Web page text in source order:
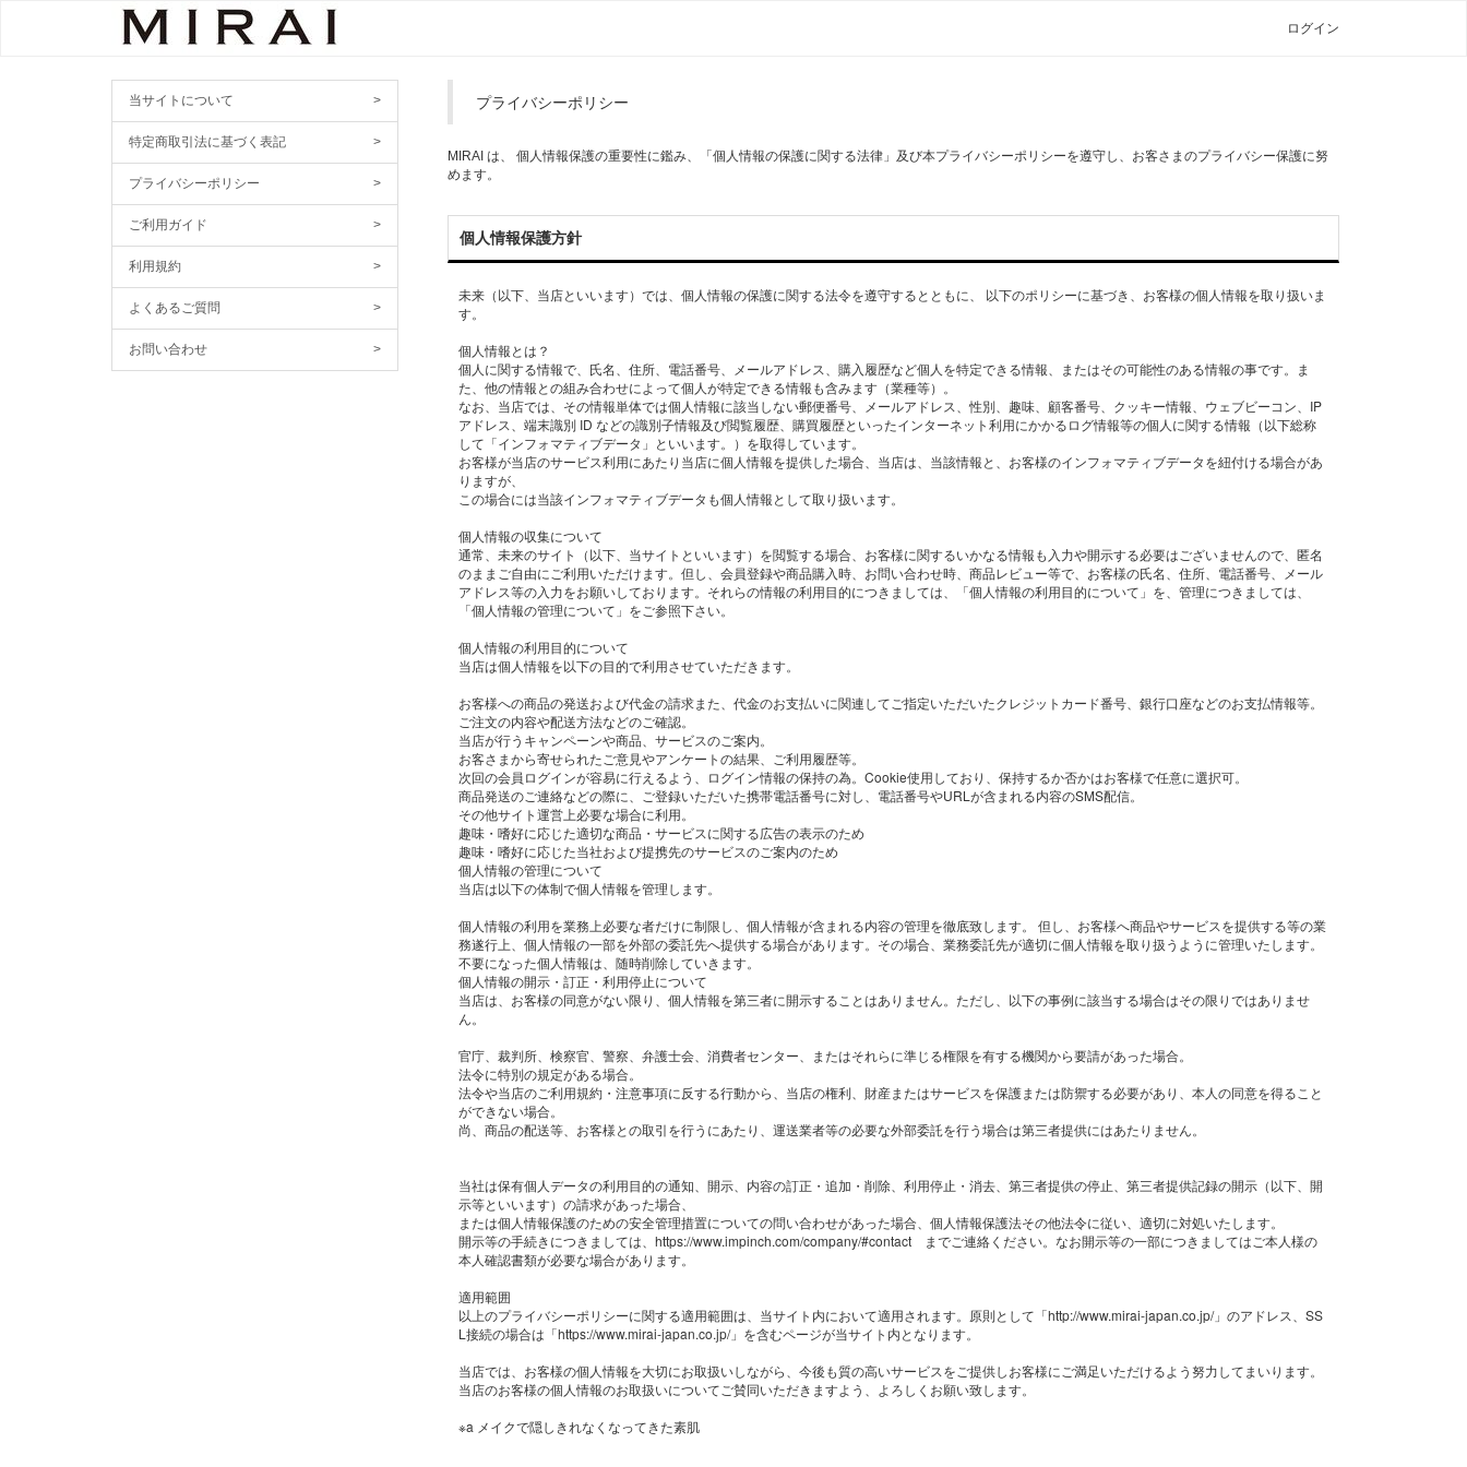
ログイン
当サイトについて >
特定商取引法に基づく表記 >
プライバシーポリシー >
ご利用ガイド >
利用規約 >
よくあるご質問 >
お問い合わせ >
プライバシーポリシー
MIRAI は、 個人情報保護の重要性に鑑み、「個人情報の保護に関する法律」及び本プライバシーポリシーを遵守し、お客さまのプライバシー保護に努
めます。
個人情報保護方針
未来（以下、当店といいます）では、個人情報の保護に関する法令を遵守するとともに、 以下のポリシーに基づき、お客様の個人情報を取り扱いま
す。
個人情報とは？
個人に関する情報で、氏名、住所、電話番号、メールアドレス、購入履歴など個人を特定できる情報、またはその可能性のある情報の事です。ま
た、他の情報との組み合わせによって個人が特定できる情報も含みます（業種等）。
なお、当店では、その情報単体では個人情報に該当しない郵便番号、メールアドレス、性別、趣味、顧客番号、クッキー情報、ウェブビーコン、IP
アドレス、端末識別 ID などの識別子情報及び閲覧履歴、購買履歴といったインターネット利用にかかるログ情報等の個人に関する情報（以下総称
して「インフォマティブデータ」といいます。）を取得しています。
お客様が当店のサービス利用にあたり当店に個人情報を提供した場合、当店は、当該情報と、お客様のインフォマティブデータを紐付ける場合があ
りますが、
この場合には当該インフォマティブデータも個人情報として取り扱います。
個人情報の収集について
通常、未来のサイト（以下、当サイトといいます）を閲覧する場合、お客様に関するいかなる情報も入力や開示する必要はございませんので、匿名
のままご自由にご利用いただけます。但し、会員登録や商品購入時、お問い合わせ時、商品レビュー等で、お客様の氏名、住所、電話番号、メール
アドレス等の入力をお願いしております。それらの情報の利用目的につきましては、「個人情報の利用目的について」を、管理につきましては、
「個人情報の管理について」をご参照下さい。
個人情報の利用目的について
当店は個人情報を以下の目的で利用させていただきます。
お客様への商品の発送および代金の請求また、代金のお支払いに関連してご指定いただいたクレジットカード番号、銀行口座などのお支払情報等。
ご注文の内容や配送方法などのご確認。
当店が行うキャンペーンや商品、サービスのご案内。
お客さまから寄せられたご意見やアンケートの結果、ご利用履歴等。
次回の会員ログインが容易に行えるよう、ログイン情報の保持の為。Cookie使用しており、保持するか否かはお客様で任意に選択可。
商品発送のご連絡などの際に、ご登録いただいた携帯電話番号に対し、電話番号やURLが含まれる内容のSMS配信。
その他サイト運営上必要な場合に利用。
趣味・嗜好に応じた適切な商品・サービスに関する広告の表示のため
趣味・嗜好に応じた当社および提携先のサービスのご案内のため
個人情報の管理について
当店は以下の体制で個人情報を管理します。
個人情報の利用を業務上必要な者だけに制限し、個人情報が含まれる内容の管理を徹底致します。 但し、お客様へ商品やサービスを提供する等の業
務遂行上、個人情報の一部を外部の委託先へ提供する場合があります。その場合、業務委託先が適切に個人情報を取り扱うように管理いたします。
不要になった個人情報は、随時削除していきます。
個人情報の開示・訂正・利用停止について
当店は、お客様の同意がない限り、個人情報を第三者に開示することはありません。ただし、以下の事例に該当する場合はその限りではありませ
ん。
官庁、裁判所、検察官、警察、弁護士会、消費者センター、またはそれらに準じる権限を有する機関から要請があった場合。
法令に特別の規定がある場合。
法令や当店のご利用規約・注意事項に反する行動から、当店の権利、財産またはサービスを保護または防禦する必要があり、本人の同意を得ること
ができない場合。
尚、商品の配送等、お客様との取引を行うにあたり、運送業者等の必要な外部委託を行う場合は第三者提供にはあたりません。
当社は保有個人データの利用目的の通知、開示、内容の訂正・追加・削除、利用停止・消去、第三者提供の停止、第三者提供記録の開示（以下、開
示等といいます）の請求があった場合、
または個人情報保護のための安全管理措置についての問い合わせがあった場合、個人情報保護法その他法令に従い、適切に対処いたします。
開示等の手続きにつきましては、https://www.impinch.com/company/#contact までご連絡ください。なお開示等の一部につきましてはご本人様の
本人確認書類が必要な場合があります。
適用範囲
以上のプライバシーポリシーに関する適用範囲は、当サイト内において適用されます。原則として「http://www.mirai-japan.co.jp/」のアドレス、SS
L接続の場合は「https://www.mirai-japan.co.jp/」を含むページが当サイト内となります。
当店では、お客様の個人情報を大切にお取扱いしながら、今後も質の高いサービスをご提供しお客様にご満足いただけるよう努力してまいります。
当店のお客様の個人情報のお取扱いについてご賛同いただきますよう、よろしくお願い致します。
※a メイクで隠しきれなくなってきた素肌